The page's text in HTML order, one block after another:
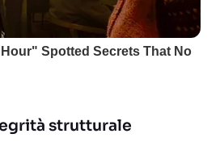
strutturale